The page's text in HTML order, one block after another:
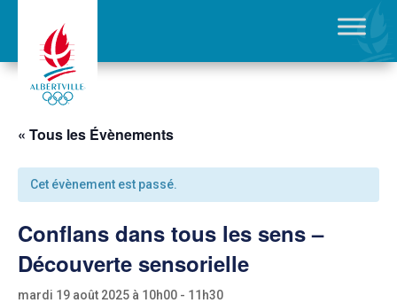
« Tous les Évènements
Cet évènement est passé.
Conflans dans tous les sens –
Découverte sensorielle
mardi 19 août 2025 à 10h00 - 11h30